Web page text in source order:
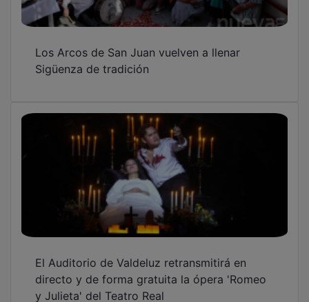
La Carroza del Teatro Real trae la ópera y la
zarzuela a la Plaza Mayor este sábado